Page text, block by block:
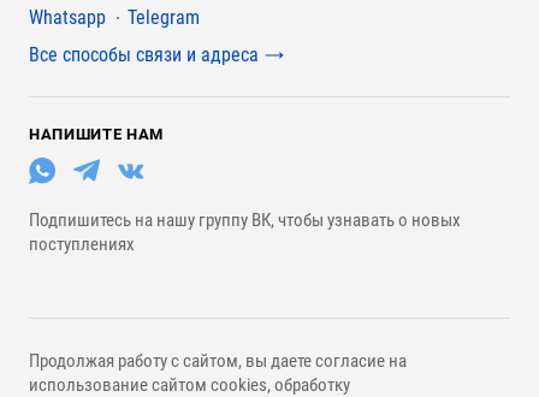
Мессенджеры
Whatsapp
Telegram
Все способы связи и адреса
НАПИШИТЕ НАМ
Подпишитесь на нашу группу ВК, чтобы узнавать о новых
поступлениях
Продолжая работу с сайтом, вы даете согласие на
использование сайтом cookies, обработку